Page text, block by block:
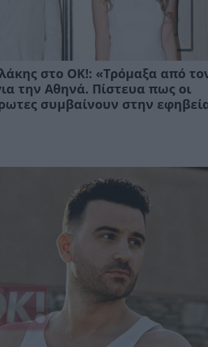
στο ΟΚ!: «Τρόμαξα από
την Αθηνά. Πίστευα πως οι
συμβαίνουν στην